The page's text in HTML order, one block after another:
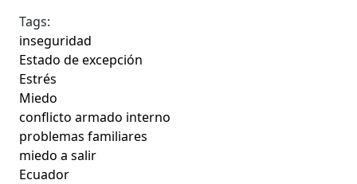
Tags:
inseguridad
Estado de excepción
Estrés
Miedo
conflicto armado interno
problemas familiares
miedo a salir
Ecuador